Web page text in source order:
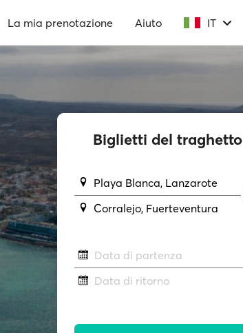
La mia prenotazione Aiuto IT
Biglietti del traghetto
Playa Blanca, Lanzarote
Corralejo, Fuerteventura
Data di partenza
Data di ritorno